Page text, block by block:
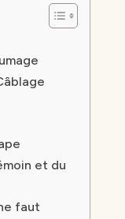
et du
faut